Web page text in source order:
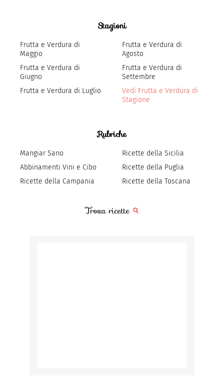
Stagioni
Frutta e Verdura di
Maggio
Frutta e Verdura di
Giugno
Frutta e Verdura di Luglio
Frutta e Verdura di
Agosto
Frutta e Verdura di
Settembre
Vedi Frutta e Verdura di
Stagione
Rubriche
Mangiar Sano
Abbinamenti Vini e Cibo
Ricette della Campania
Ricette della Sicilia
Ricette della Puglia
Ricette della Toscana
Trova ricette